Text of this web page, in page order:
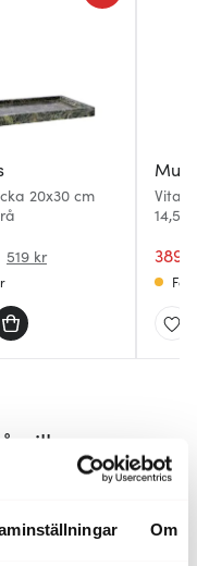
Om
20x30 cm
519 kr
Vita
389
Få
gillar
25%